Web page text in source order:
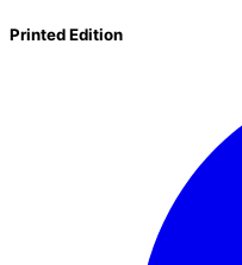
Printed Edition